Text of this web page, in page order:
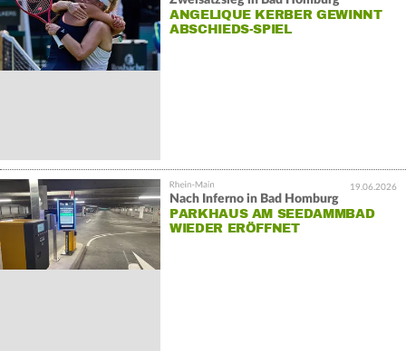
ANGELIQUE KERBER GEWINNT
ABSCHIEDS-SPIEL
19.06.2026
Nach Inferno in Bad Homburg
PARKHAUS AM SEEDAMMBAD
WIEDER ERÖFFNET